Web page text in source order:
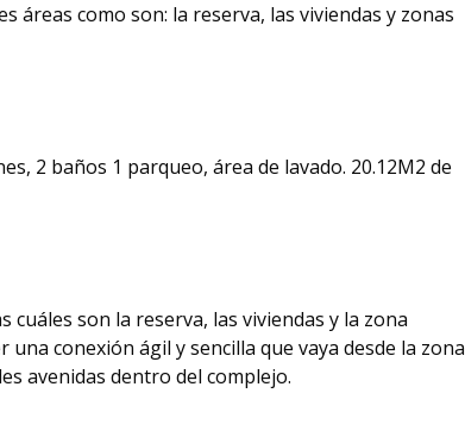
como son: la reserva, las viviendas y zonas
2 baños 1 parqueo, área de lavado. 20.12M2 de
cuáles son la reserva, las viviendas y la zona
conexión ágil y sencilla que vaya desde la zona
avenidas dentro del complejo.